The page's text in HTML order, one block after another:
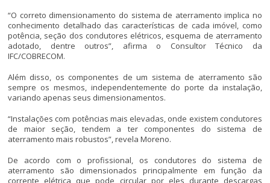
“O correto dimensionamento do sistema de aterramento implica no
conhecimento detalhado das características de cada imóvel, como
potência, seção dos condutores elétricos, esquema de aterramento
adotado, dentre outros”, afirma o Consultor Técnico da
IFC/COBRECOM.
Além disso, os componentes de um sistema de aterramento são
sempre os mesmos, independentemente do porte da instalação,
variando apenas seus dimensionamentos.
“Instalações com potências mais elevadas, onde existem condutores
de maior seção, tendem a ter componentes do sistema de
aterramento mais robustos”, revela Moreno.
De acordo com o profissional, os condutores do sistema de
aterramento são dimensionados principalmente em função da
corrente elétrica que pode circular por eles durante descargas